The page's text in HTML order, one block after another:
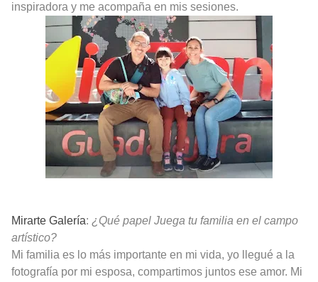
inspiradora y me acompaña en mis sesiones.
Mirarte Galería: ¿Qué papel Juega tu familia en el campo
artístico?
Mi familia es lo más importante en mi vida, yo llegué a la
fotografía por mi esposa, compartimos juntos ese amor. Mi